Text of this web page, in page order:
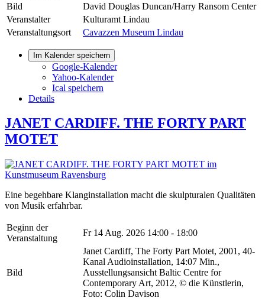
Bild
David Douglas Duncan/Harry Ransom Center
Veranstalter
Kulturamt Lindau
Veranstaltungsort
Cavazzen Museum Lindau
Im Kalender speichern
Google-Kalender
Yahoo-Kalender
Ical speichern
Details
JANET CARDIFF. THE FORTY PART
MOTET
Eine begehbare Klanginstallation macht die skulpturalen Qualitäten
von Musik erfahrbar.
Beginn der
Veranstaltung
Fr 14 Aug. 2026 14:00 - 18:00
Bild
Janet Cardiff, The Forty Part Motet, 2001, 40-
Kanal Audioinstallation, 14:07 Min.,
Ausstellungsansicht Baltic Centre for
Contemporary Art, 2012, © die Künstlerin,
Foto: Colin Davison